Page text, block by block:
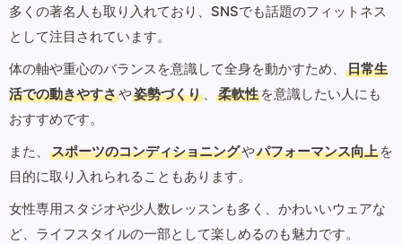
多くの著名人も取り入れており、SNSでも話題のフィットネス
として注目されています。
体の軸や重心のバランスを意識して全身を動かすため、
日常生
活での動きやすさや姿勢づくり 、 柔軟性 を意識したい人にも
おすすめです。
また、
スポーツのコンディショニングやパフォーマンス向上 を
目的に取り入れられることもあります。
女性専用スタジオや少人数レッスンも多く、かわいいウェアな
ど、ライフスタイルの一部として楽しめるのも魅力です。